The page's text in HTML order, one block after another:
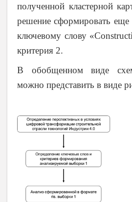
полученной кластерной
решение сформировать
ключевому слову «
критерия 2.
В обобщенном виде
можно представить в виде